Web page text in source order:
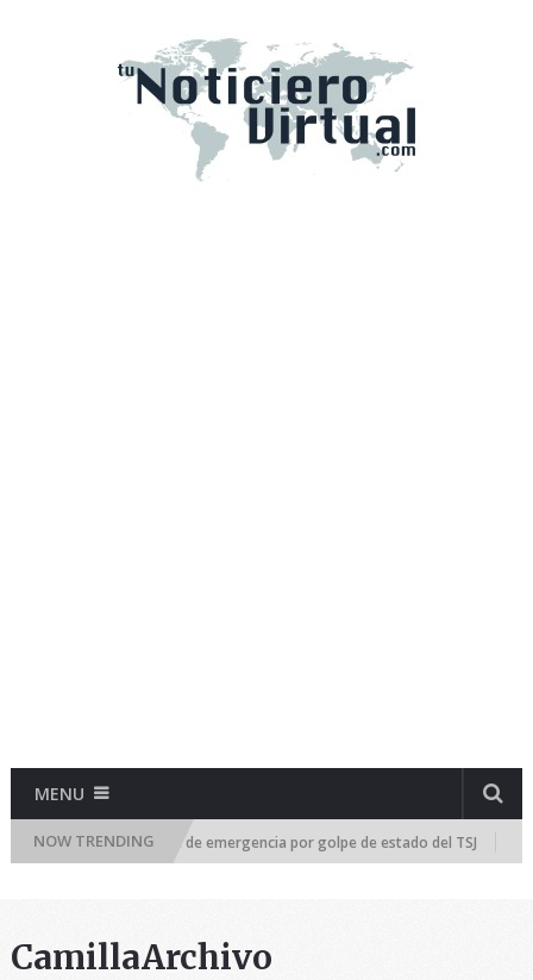
MENU
NOW TRENDING
Nacional se reúne de emergencia por golpe de estado del TSJ
CamillaArchivo